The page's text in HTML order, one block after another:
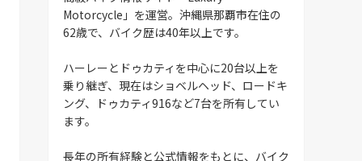
Motorcycle」を運営。沖縄県那覇市在住の
62歳で、バイク歴は40年以上です。
ハーレーとドゥカティを中心に20台以上を
乗り継ぎ、現在はショベルヘッド、ロードキ
ング、ドゥカティ916など7台を所有してい
ます。
長年の所有経験と公式情報をもとに、バイク